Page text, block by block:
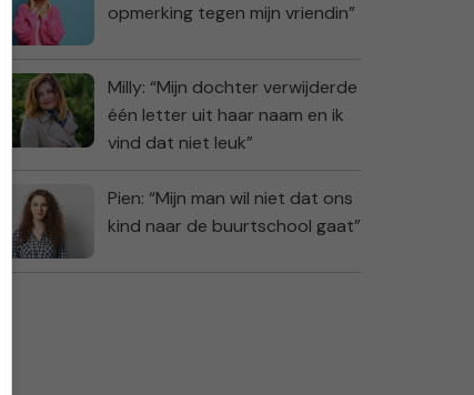
opmerking tegen mijn vriendin”
Milly: “Mijn dochter verwijderde
één letter uit haar naam en ik
vind dat niet leuk”
Pien: “Mijn man wil niet dat ons
kind naar de buurtschool gaat”